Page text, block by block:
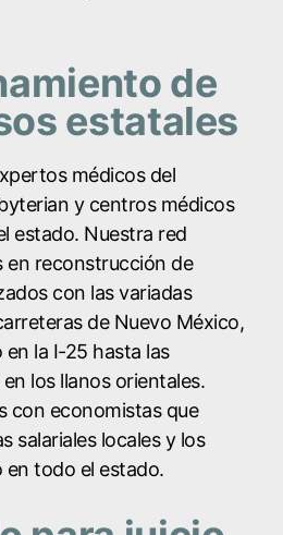
de
estatales
médicos del
y centros médicos
estado. Nuestra red
en reconstrucción de
con las variadas
de Nuevo México,
la I-25 hasta las
los llanos orientales.
con economistas que
salariales locales y los
en todo el estado.